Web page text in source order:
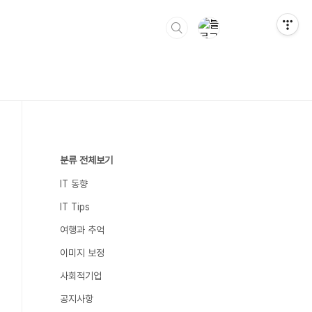
분류 전체보기
IT 동향
IT Tips
여행과 추억
이미지 보정
사회적기업
공지사항